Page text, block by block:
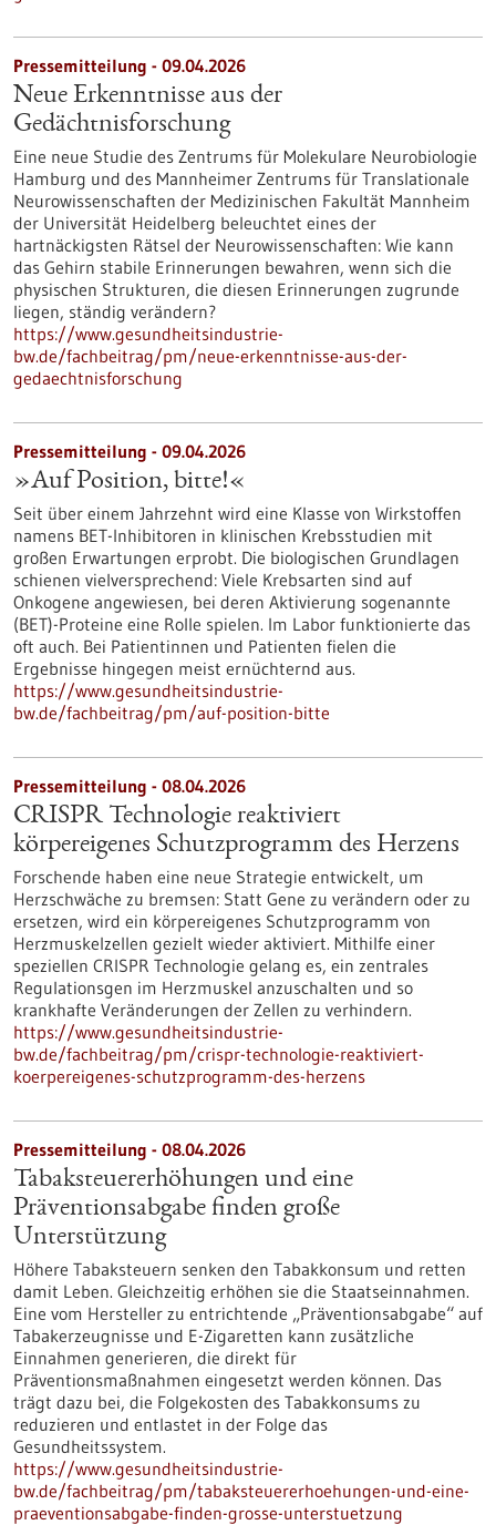
Pressemitteilung - 09.04.2026
Neue Erkenntnisse aus der
Gedächtnisforschung
Eine neue Studie des Zentrums für Molekulare Neurobiologie
Hamburg und des Mannheimer Zentrums für Translationale
Neurowissenschaften der Medizinischen Fakultät Mannheim
der Universität Heidelberg beleuchtet eines der
hartnäckigsten Rätsel der Neurowissenschaften: Wie kann
das Gehirn stabile Erinnerungen bewahren, wenn sich die
physischen Strukturen, die diesen Erinnerungen zugrunde
liegen, ständig verändern?
https://www.gesundheitsindustrie-
bw.de/fachbeitrag/pm/neue-erkenntnisse-aus-der-
gedaechtnisforschung
Pressemitteilung - 09.04.2026
»Auf Position, bitte!«
Seit über einem Jahrzehnt wird eine Klasse von Wirkstoffen
namens BET-Inhibitoren in klinischen Krebsstudien mit
großen Erwartungen erprobt. Die biologischen Grundlagen
schienen vielversprechend: Viele Krebsarten sind auf
Onkogene angewiesen, bei deren Aktivierung sogenannte
(BET)-Proteine eine Rolle spielen. Im Labor funktionierte das
oft auch. Bei Patientinnen und Patienten fielen die
Ergebnisse hingegen meist ernüchternd aus.
https://www.gesundheitsindustrie-
bw.de/fachbeitrag/pm/auf-position-bitte
Pressemitteilung - 08.04.2026
CRISPR Technologie reaktiviert
körpereigenes Schutzprogramm des Herzens
Forschende haben eine neue Strategie entwickelt, um
Herzschwäche zu bremsen: Statt Gene zu verändern oder zu
ersetzen, wird ein körpereigenes Schutzprogramm von
Herzmuskelzellen gezielt wieder aktiviert. Mithilfe einer
speziellen CRISPR Technologie gelang es, ein zentrales
Regulationsgen im Herzmuskel anzuschalten und so
krankhafte Veränderungen der Zellen zu verhindern.
https://www.gesundheitsindustrie-
bw.de/fachbeitrag/pm/crispr-technologie-reaktiviert-
koerpereigenes-schutzprogramm-des-herzens
Pressemitteilung - 08.04.2026
Tabaksteuererhöhungen und eine
Präventionsabgabe finden große
Unterstützung
Höhere Tabaksteuern senken den Tabakkonsum und retten
damit Leben. Gleichzeitig erhöhen sie die Staatseinnahmen.
Eine vom Hersteller zu entrichtende „Präventionsabgabe“ auf
Tabakerzeugnisse und E-Zigaretten kann zusätzliche
Einnahmen generieren, die direkt für
Präventionsmaßnahmen eingesetzt werden können. Das
trägt dazu bei, die Folgekosten des Tabakkonsums zu
reduzieren und entlastet in der Folge das
Gesundheitssystem.
https://www.gesundheitsindustrie-
bw.de/fachbeitrag/pm/tabaksteuererhoehungen-und-eine-
praeventionsabgabe-finden-grosse-unterstuetzung